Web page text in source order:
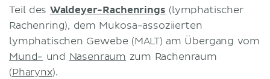
Teil des Waldeyer-Rachenrings (lymphatischer
Rachenring), dem Mukosa-assoziierten
lymphatischen Gewebe (MALT) am Übergang vom
Mund- und Nasenraum zum Rachenraum
(Pharynx).